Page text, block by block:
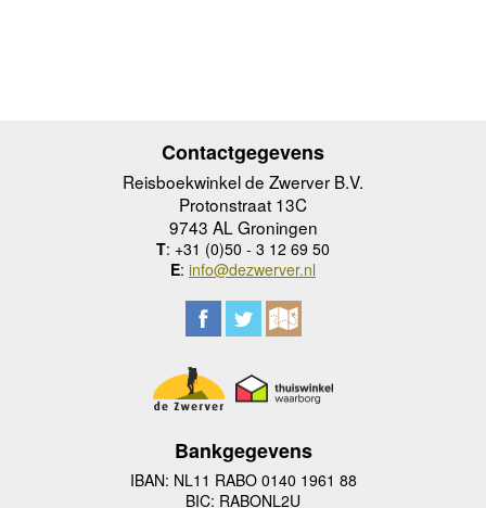
Contactgegevens
Reisboekwinkel de Zwerver B.V.
Protonstraat 13C
9743 AL Groningen
T: +31 (0)50 - 3 12 69 50
E: info@dezwerver.nl
Bankgegevens
IBAN: NL11 RABO 0140 1961 88
BIC: RABONL2U